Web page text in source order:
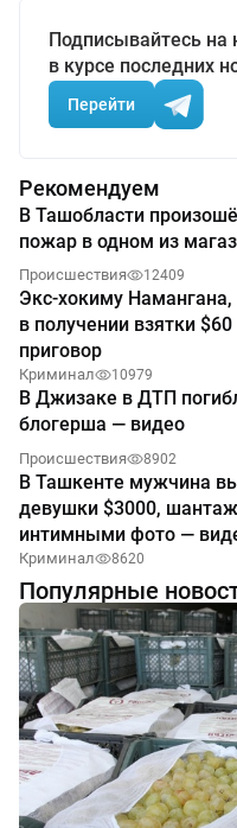
Подписывайтесь на
в курсе последних
Перейти
Рекомендуем
В Ташобласти
пожар в одном из
Происшествия 12409
Экс-хокиму
в получении взятки
приговор
Криминал 10979
В Джизаке в ДТП
блогерша — видео
Происшествия 8902
В Ташкенте мужчина
девушки $3000,
интимными фото —
Криминал 8620
Популярные